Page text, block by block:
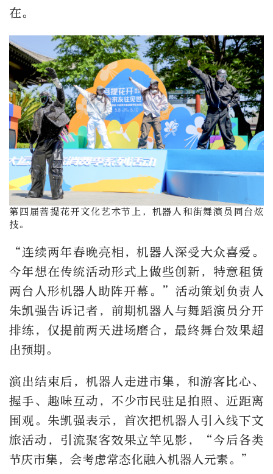
在。
第四届菩提花开文化艺术节上，机器人和街舞演员同台炫
技。
“连续两年春晚亮相，机器人深受大众喜爱。
今年想在传统活动形式上做些创新，特意租赁
两台人形机器人助阵开幕。”活动策划负责人
朱凯强告诉记者，前期机器人与舞蹈演员分开
排练，仅提前两天进场磨合，最终舞台效果超
出预期。
演出结束后，机器人走进市集，和游客比心、
握手、趣味互动，不少市民驻足拍照、近距离
围观。朱凯强表示，首次把机器人引入线下文
旅活动，引流聚客效果立竿见影，“今后各类
节庆市集，会考虑常态化融入机器人元素。”